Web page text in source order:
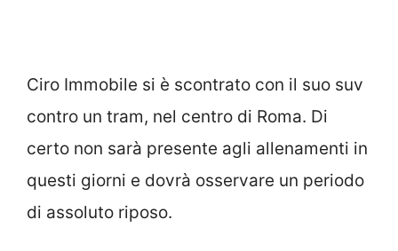
Ciro Immobile si è scontrato con il suo suv
contro un tram, nel centro di Roma. Di
certo non sarà presente agli allenamenti in
questi giorni e dovrà osservare un periodo
di assoluto riposo.